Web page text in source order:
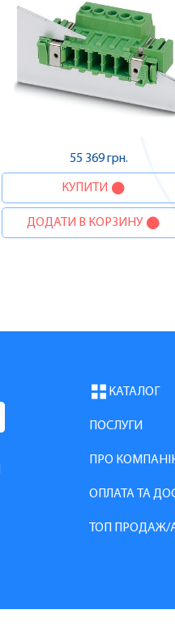
55 369 грн.
КУПИТИ
ДОДАТИ В КОРЗИНУ
КАТАЛОГ
ПОСЛУГИ
ПРО
ОПЛАТА ТА
ТОП ПРОДАЖ/